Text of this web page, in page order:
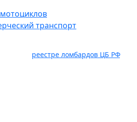
транспорт
реестре ломбардов ЦБ РФ,